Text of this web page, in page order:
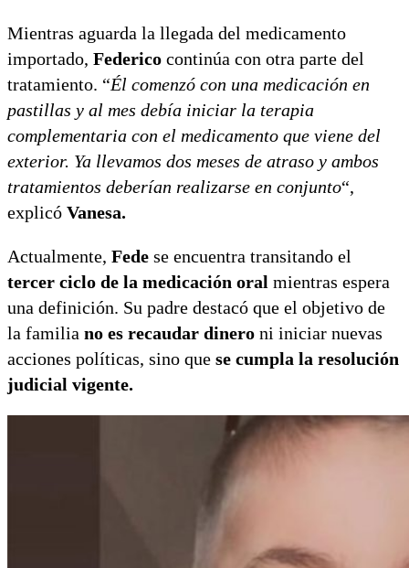
Mientras aguarda la llegada del medicamento
importado, Federico continúa con otra parte del
tratamiento. “Él comenzó con una medicación en
pastillas y al mes debía iniciar la terapia
complementaria con el medicamento que viene del
exterior. Ya llevamos dos meses de atraso y ambos
tratamientos deberían realizarse en conjunto“,
explicó Vanesa.
Actualmente, Fede se encuentra transitando el
tercer ciclo de la medicación oral mientras espera
una definición. Su padre destacó que el objetivo de
la familia no es recaudar dinero ni iniciar nuevas
acciones políticas, sino que se cumpla la resolución
judicial vigente.